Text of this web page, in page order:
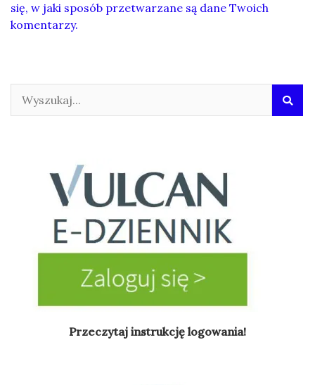
się, w jaki sposób przetwarzane są dane Twoich
komentarzy.
Przeczytaj instrukcję logowania!